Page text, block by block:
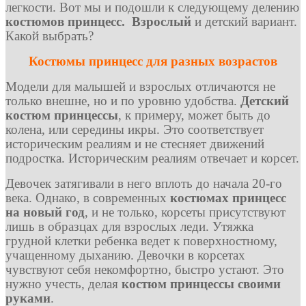
легкости. Вот мы и подошли к следующему делению
костюмов принцесс. Взрослый и детский вариант.
Какой выбрать?
Костюмы принцесс для разных возрастов
Модели для малышей и взрослых отличаются не
только внешне, но и по уровню удобства. Детский
костюм принцессы, к примеру, может быть до
колена, или середины икры. Это соответствует
историческим реалиям и не стесняет движений
подростка. Историческим реалиям отвечает и корсет.
Девочек затягивали в него вплоть до начала 20-го
века. Однако, в современных костюмах принцесс
на новый год, и не только, корсеты присутствуют
лишь в образцах для взрослых леди. Утяжка
грудной клетки ребенка ведет к поверхностному,
учащенному дыханию. Девочки в корсетах
чувствуют себя некомфортно, быстро устают. Это
нужно учесть, делая костюм принцессы своими
руками.